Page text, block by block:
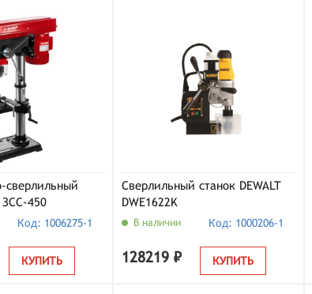
сверлильный
ЗСС-450
Код: 1006275-1
КУПИТЬ
Сверлильный станок DEWALT
DWE1622K
В наличии Код: 1000206-1
128219 ₽ КУПИТЬ